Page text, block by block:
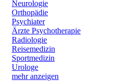
Neurologie
Orthopädie
Psychiater
Ärzte Psychotherapie
Radiologie
Reisemedizin
Sportmedizin
Urologe
mehr anzeigen